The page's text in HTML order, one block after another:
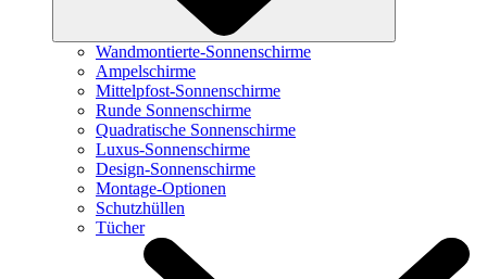
Wandmontierte-Sonnenschirme
Ampelschirme
Mittelpfost-Sonnenschirme
Runde Sonnenschirme
Quadratische Sonnenschirme
Luxus-Sonnenschirme
Design-Sonnenschirme
Montage-Optionen
Schutzhüllen
Tücher